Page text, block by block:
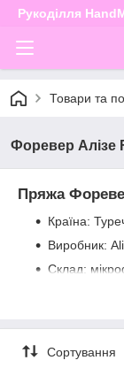
Рукоділля
Товари та
Форевер Алізе
Пряжа
Країна:
Виробник:
Склад:
Сортування